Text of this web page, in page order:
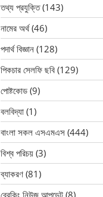
তথ্য প্রযুক্তি(143)
নামের অর্থ(46)
পদার্থ বিজ্ঞান (128)
পিকচার সেলফি ছবি (129)
পোষ্টকোড (9)
বলবিদ্যা (1)
বাংলা সকল এসএমএস (444)
বিশ্ব পরিচয় (3)
ব্যাকরণ (81)
ব্রেকিং নিউজ আপডেট (8)